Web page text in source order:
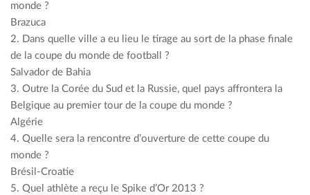
monde ?
Brazuca
2. Dans quelle ville a eu lieu le tirage au sort de la phase finale
de la coupe du monde de football ?
Salvador de Bahia
3. Outre la Corée du Sud et la Russie, quel pays affrontera la
Belgique au premier tour de la coupe du monde ?
Algérie
4. Quelle sera la rencontre d’ouverture de cette coupe du
monde ?
Brésil-Croatie
5. Quel athlète a reçu le Spike d’Or 2013 ?